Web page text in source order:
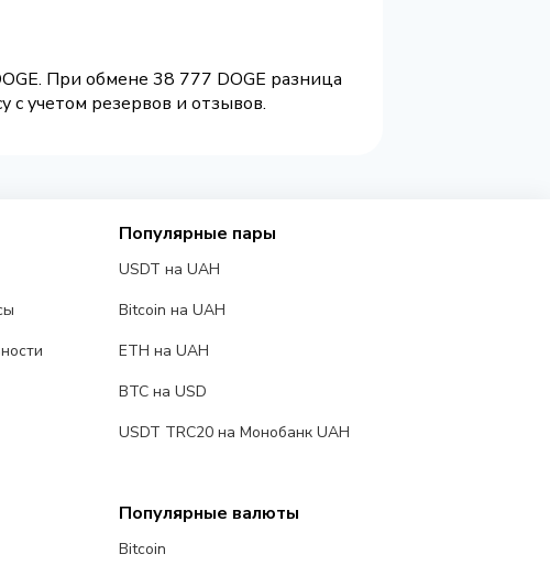
При обмене 38 777 DOGE разница
с учетом резервов и отзывов.
Популярные пары
USDT на UAH
Bitcoin на UAH
ETH на UAH
BTC на USD
USDT TRC20 на Монобанк UAH
Популярные валюты
Bitcoin